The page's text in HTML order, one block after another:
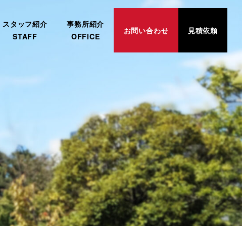
スタッフ紹介
STAFF
事務所紹介
OFFICE
お問い合わせ 見積依頼